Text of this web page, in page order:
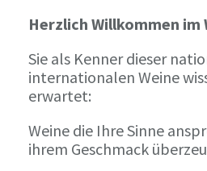
Herzlich Willkommen im
Sie als Kenner dieser
internationalen Weine
erwartet:
Weine die Ihre Sinne
ihrem Geschmack